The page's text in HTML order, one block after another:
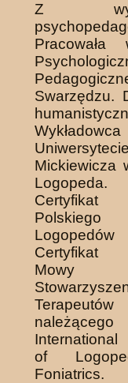
Z
Swarzędzu.
Mickiewicza
Certyfikat
Certyfikat
Mowy
International
of
Foniatrics.